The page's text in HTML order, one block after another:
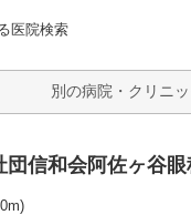
医院検索
団信和会阿佐ヶ谷眼
)